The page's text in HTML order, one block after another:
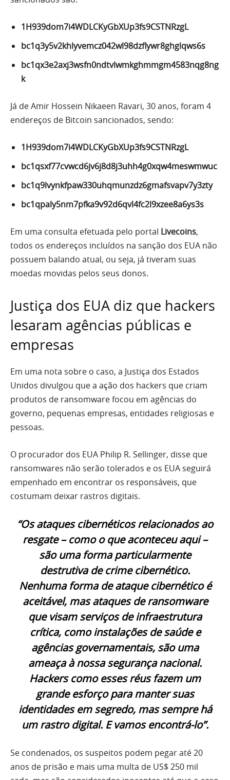
1H939dom7i4WDLCKyGbXUp3fs9CSTNRzgL
bc1q3y5v2khlyvemcz042wl98dzflywr8ghglqws6s
bc1qx3e2axj3wsfn0ndtvlwmkghmmgm4583nqg8ng
k
Já de Amir Hossein Nikaeen Ravari, 30 anos, foram 4
endereços de Bitcoin sancionados, sendo:
1H939dom7i4WDLCKyGbXUp3fs9CSTNRzgL
bc1qsxf77cvwcd6jv6j8d8j3uhh4g0xqw4meswmwuc
bc1q9lvynkfpaw330uhqmunzdz6gmafsvapv7y3zty
bc1qpaly5nm7pfka9v92d6qvl4fc2l9xzee8a6ys3s
Em uma consulta efetuada pelo portal Livecoins,
todos os endereços incluídos na sanção dos EUA não
possuem balando atual, ou seja, já tiveram suas
moedas movidas pelos seus donos.
Justiça dos EUA diz que hackers
lesaram agências públicas e
empresas
Em uma nota sobre o caso, a Justiça dos Estados
Unidos divulgou que a ação dos hackers que criam
produtos de ransomware focou em agências do
governo, pequenas empresas, entidades religiosas e
pessoas.
O procurador dos EUA Philip R. Sellinger, disse que
ransomwares não serão tolerados e os EUA seguirá
empenhado em encontrar os responsáveis, que
costumam deixar rastros digitais.
“Os ataques cibernéticos relacionados ao
resgate – como o que aconteceu aqui –
são uma forma particularmente
destrutiva de crime cibernético.
Nenhuma forma de ataque cibernético é
aceitável, mas ataques de ransomware
que visam serviços de infraestrutura
crítica, como instalações de saúde e
agências governamentais, são uma
ameaça à nossa segurança nacional.
Hackers como esses réus fazem um
grande esforço para manter suas
identidades em segredo, mas sempre há
um rastro digital. E vamos encontrá-lo”.
Se condenados, os suspeitos podem pegar até 20
anos de prisão e mais uma multa de US$ 250 mil